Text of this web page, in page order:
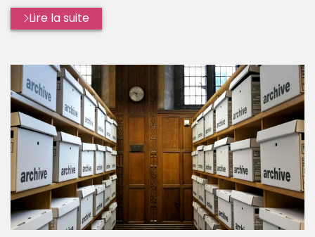
Lire la suite